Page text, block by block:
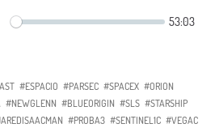
#ESPACIO #PARSEC #SPACEX #ORION
#NEWGLENN #BLUEORIGIN #SLS #STARSHIP
#PROBA3 #SENTINEL1C #VEGAC